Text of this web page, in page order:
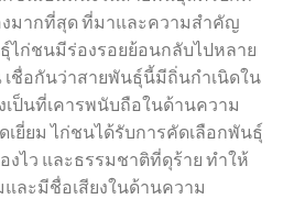
งมากที่สุด ที่มาและความสำคัญ
ไก่ชนมีร่องรอยย้อนกลับไปหลาย
ชื่อกันว่าสายพันธุ์นี้มีถิ่นกำเนิดใน
เป็นที่เคารพนับถือในด้านความ
ยี่ยม ไก่ชนได้รับการคัดเลือกพันธุ์
งไว และธรรมชาติที่ดุร้าย ทำให้
ละมีชื่อเสียงในด้านความ